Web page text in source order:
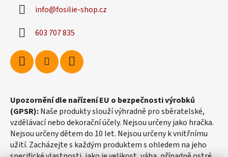
info@fosilie-shop.cz
603 707 835
Upozornění dle nařízení EU o bezpečnosti výrobků
(GPSR):Naše produkty slouží výhradně pro sběratelské,
vzdělávací nebo dekorační účely. Nejsou určeny jako hračka.
Nejsou určeny dětem do 10 let. Nejsou určeny k vnitřnímu
užití. Zacházejte s každým produktem s ohledem na jeho